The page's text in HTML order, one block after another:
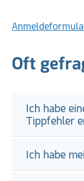
Oft
Ich habe
Tippfehler
Ich habe